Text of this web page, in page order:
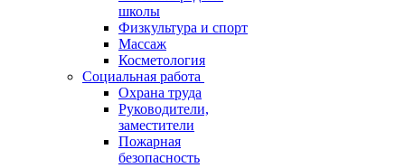
школы
Физкультура и спорт
Массаж
Косметология
Социальная работа
Охрана труда
Руководители,
заместители
Пожарная
безопасность